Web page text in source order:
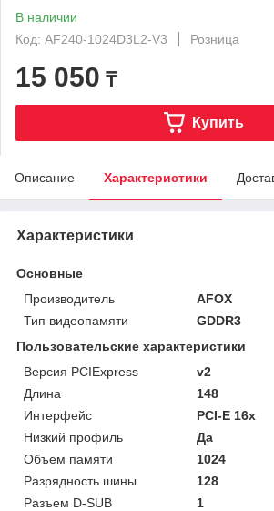
В наличии
Код: AF240-1024D3L2-V3
Розница
15 050 ₸
Купить
Описание Характеристики
Характеристики
Основные
Производитель
AFOX
Тип видеопамяти
GDDR3
Пользовательские характеристики
Версия PCIExpress
v2
Длина
148
Интерфейс
PCI-E 16x
Низкий профиль
Да
Объем памяти
1024
Разрядность шины
128
Разъем D-SUB
1